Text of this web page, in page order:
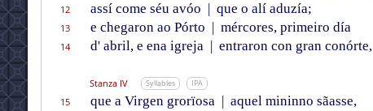
12
assí come séu avóo | que o alí aduzía;
13
e chegaron ao Pórto | mércores, primeiro día
14
d' abril, e ena igreja | entraron con gran conórte,
Stanza IV Syllables IPA
15 que a Virgen grorïosa | aquel mininno sãasse,